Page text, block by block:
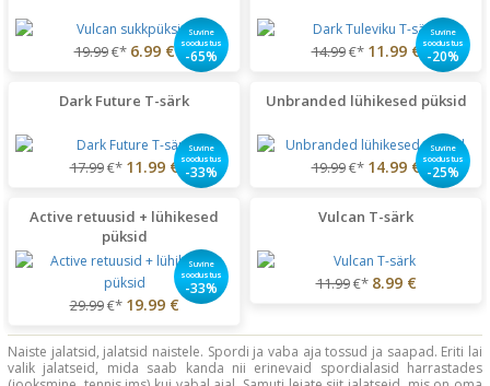
Suvine
soodustus
-65%
19.99€* 6.99 €
Suvine
soodustus
-20%
14.99€* 11.99 €
Dark Future T-särk
Suvine
soodustus
-33%
17.99€* 11.99 €
Unbranded lühikesed püksid
Suvine
soodustus
-25%
19.99€* 14.99 €
Active retuusid + lühikesed
püksid
Suvine
soodustus
-33%
29.99€* 19.99 €
Vulcan T-särk
11.99€* 8.99 €
Naiste jalatsid, jalatsid naistele. Spordi ja vaba aja tossud ja saapad. Eriti lai
valik jalatseid, mida saab kanda nii erinevaid spordialasid harrastades